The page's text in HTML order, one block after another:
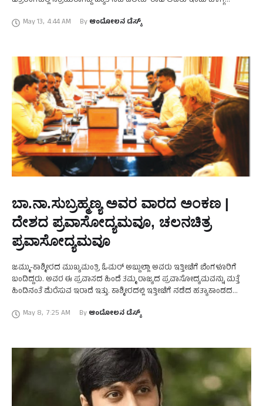
May 13, 4:44 AM By ಆಂದೋಲನ ಡೆಸ್ಕ್
ಬಾ.ನಾ.ಸುಬ್ರಹ್ಮಣ್ಯ ಅವರ ವಾರದ ಅಂಕಣ |
ದೇಶದ ಪ್ರವಾಸೋದ್ಯಮವೂ, ಚಲನಚಿತ್ರ
ಪ್ರವಾಸೋದ್ಯಮವೂ
ಜಮ್ಮು-ಕಾಶ್ಮೀರದ ಮುಖ್ಯಮಂತ್ರಿ ಓಮರ್ ಅಬ್ದುಲ್ಲಾ ಅವರು ಇತ್ತೀಚೆಗೆ ಬೆಂಗಳೂರಿಗೆ
ಬಂದಿದ್ದರು. ಅವರ ಈ ಪ್ರವಾಸದ ಹಿಂದೆ ತಮ್ಮ ರಾಜ್ಯದ ಪ್ರವಾಸೋದ್ಯಮವನ್ನು ಮತ್ತೆ
ಹಿಂದಿನಂತೆ ಮೆರೆಸುವ ಇರಾದೆ ಇತ್ತು. ಕಾಶ್ಮೀರದಲ್ಲಿ ಇತ್ತೀಚೆಗೆ ನಡೆದ ಹತ್ಯಾಕಾಂಡದ
May 8, 7:25 AM By ಆಂದೋಲನ ಡೆಸ್ಕ್